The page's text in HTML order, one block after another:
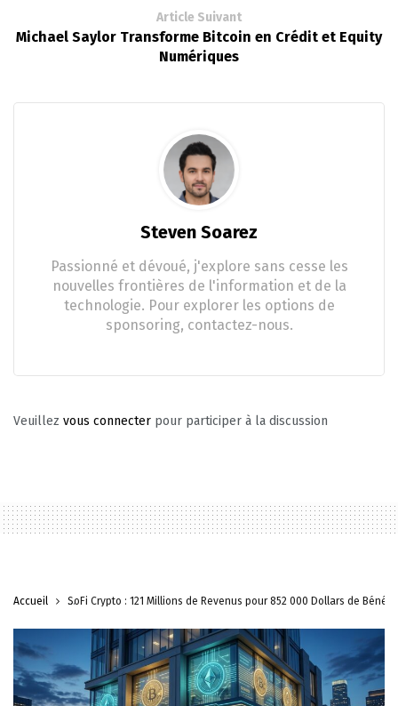
Article Suivant
Michael Saylor Transforme Bitcoin en Crédit et Equity
Numériques
Steven Soarez
Passionné et dévoué, j'explore sans cesse les
nouvelles frontières de l'information et de la
technologie. Pour explorer les options de
sponsoring, contactez-nous.
Veuillez vous connecter pour participer à la discussion
Accueil SoFi Crypto : 121 Millions de Revenus pour 852 000 Dollars de